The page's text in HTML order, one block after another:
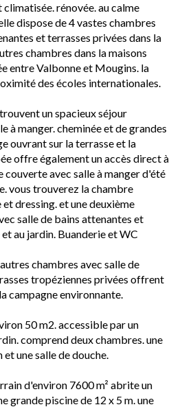
rénovée. au calme
dispose de 4 vastes chambres
et terrasses privées dans la
chambres dans la maisons
entre Valbonne et Mougins. la
des écoles internationales.
un spacieux séjour
à manger. cheminée et de grandes
ouvrant sur la terrasse et la
offre également un accès direct à
couverte avec salle à manger d'été
vous trouverez la chambre
dressing. et une deuxième
salle de bains attenantes et
au jardin. Buanderie et WC
chambres avec salle de
tropéziennes privées offrent
campagne environnante.
50 m2. accessible par un
comprend deux chambres. une
une salle de douche.
d'environ 7600 m² abrite un
grande piscine de 12 x 5 m. une